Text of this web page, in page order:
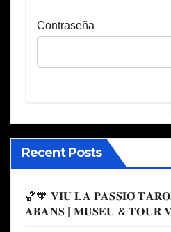
Contraseña
Recent Posts
🏀🧡 𝐕𝐈𝐔 𝐋𝐀 𝐏𝐀𝐒𝐒𝐈𝐎́
𝐀𝐁𝐀𝐍𝐒 | 𝐌𝐔𝐒𝐄𝐔 & 𝐓𝐎𝐔𝐑